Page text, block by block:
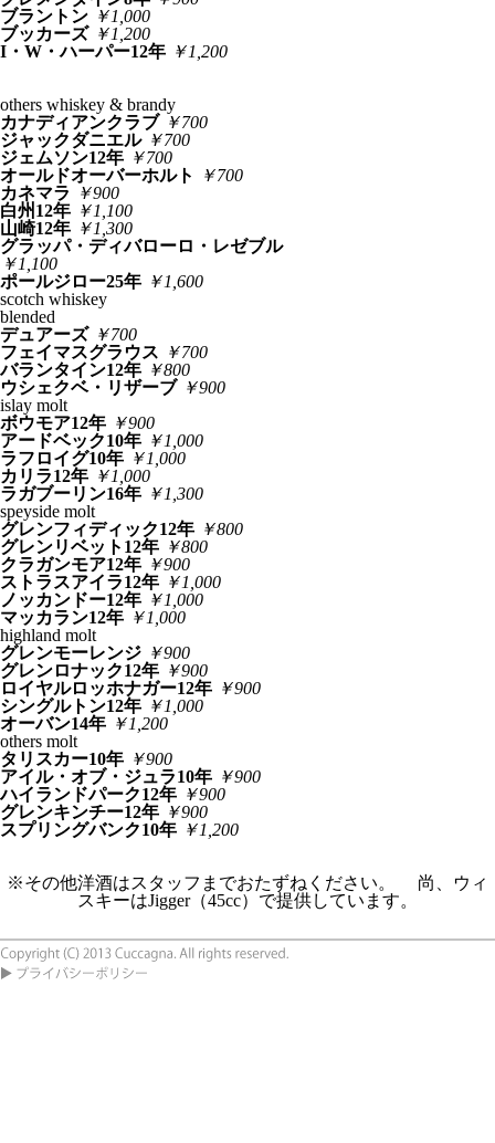
ブラントン ￥1,000
ブッカーズ ￥1,200
I・W・ハーパー12年 ￥1,200
others whiskey & brandy
カナディアンクラブ ￥700
ジャックダニエル ￥700
ジェムソン12年 ￥700
オールドオーバーホルト
￥700
カネマラ
￥900
白州12年 ￥1,100
山崎12年 ￥1,300
グラッパ・ディバローロ・レゼブル
￥1,100
ポールジロー25年 ￥1,600
scotch whiskey
blended
デュアーズ ￥700
フェイマスグラウス ￥700
バランタイン12年 ￥800
ウシェクベ・リザーブ ￥900
islay molt
ボウモア12年 ￥900
アードベック10年 ￥1,000
ラフロイグ10年 ￥1,000
カリラ12年 ￥1,000
ラガブーリン16年 ￥1,300
speyside molt
グレンフィディック12年 ￥800
グレンリベット12年 ￥800
クラガンモア12年 ￥900
ストラスアイラ12年 ￥1,000
ノッカンドー12年 ￥1,000
マッカラン12年 ￥1,000
highland molt
グレンモーレンジ ￥900
グレンロナック12年 ￥900
ロイヤルロッホナガー12年 ￥900
シングルトン12年 ￥1,000
オーバン14年 ￥1,200
others molt
タリスカー10年 ￥900
アイル・オブ・ジュラ10年 ￥900
ハイランドパーク12年 ￥900
グレンキンチー12年 ￥900
スプリングバンク10年 ￥1,200
※その他洋酒はスタッフまでおたずねください。 尚、ウィ
スキーはJigger（45cc）で提供しています。